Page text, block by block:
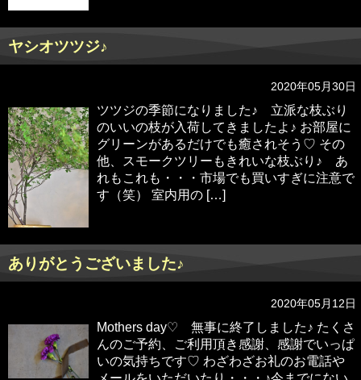
ヤシオツツジ♪
2020年05月30日
ツツジの季節になりました♪ 立派な枝ぶり
のいいの枝が入荷してきましたよ♪ お部屋に
グリーンがあるだけでも癒されそう♡ その
他、スモークツリーもきれいな枝ぶり♪ あ
れもこれも・・・市場でも買いすぎに注意で
す（笑） 室内用の […]
ありがとうございました♪
2020年05月12日
Mothers day♡ 無事に終了しました♪ たくさ
んのご予約、ご利用頂き感謝、感謝でいっぱ
いの気持ちです♡ わざわざお礼のお電話や